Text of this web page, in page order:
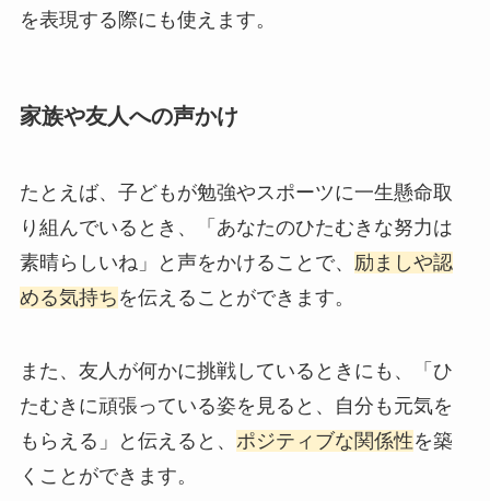
を表現する際にも使えます。
家族や友人への声かけ
たとえば、子どもが勉強やスポーツに一生懸命取
り組んでいるとき、「あなたのひたむきな努力は
素晴らしいね」と声をかけることで、 励ましや認
める気持ち を伝えることができます。
また、友人が何かに挑戦しているときにも、「ひ
たむきに頑張っている姿を見ると、自分も元気を
もらえる」と伝えると、 ポジティブな関係性を築
くことができます。